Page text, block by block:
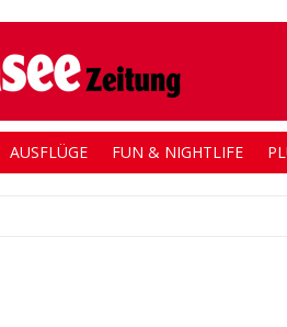
AUSFLÜGE FUN & NIGHTLIFE